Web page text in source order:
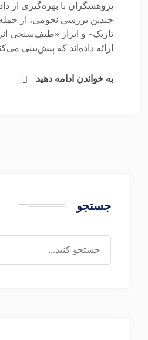
پژوهشگران با بهره‌گیری از
چندین بررسی نجومی، از
تاریک» و ابزار «طیف‌سنجی
ارائه داده‌اند که پیش‌بینی
به خواندن ادامه دهید
جستجو
برای: